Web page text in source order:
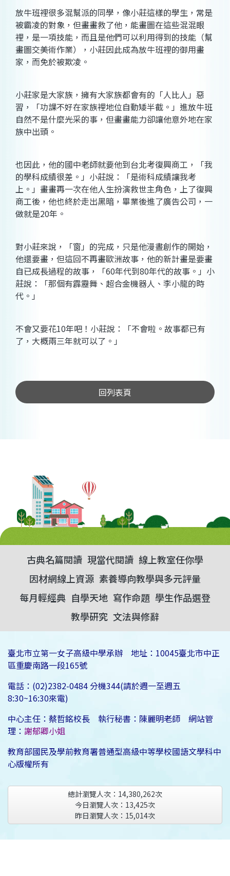
放牛班裡很多混幫派的同學，像小莊這樣的學生，常是
被霸凌的對象，但畫畫救了他，能畫圖在這些混混眼
裡，是一項技能，而且是他們可以利用得到的技能（幫
畫圖交美術作業），小莊因此成為放牛班裡的御用畫
家，而免於被欺凌。
小莊家是大家族，擁有大家族都會有的「人比人」惡
習，「功課不好在家族裡地位自動矮半截。」進放牛班
自然不是什麼光采的事，但畫畫能力卻讓他意外地在家
族中出頭。
也因此，他的國中老師就要他到台北考復興商工，「我
的學科成績很差。」小莊說：「是術科成績讓我考
上。」畫畫再一次在他人生扮演救世主角色，上了復興
商工後，他也終於走出黑暗，畢業後進了廣告公司，一
做就是20年。
對小莊來說，「窗」的完成，只是他漫晝創作的開始，
他還要畫，但這回不再畫歐洲故事，他的新計畫是要畫
自已成長過程的故事，「60年代到80年代的故事。」小
莊說：「那個有霹靂舞、超合金機器人、李小龍的時
代。」
不會又要花10年吧！小莊說：「不會啦。故事都已有
了，大概兩三年就可以了。」
回列表頁
古典名篇閱讀 現當代閱讀 線上教室任你學
因材網線上資源 素養導向教學與多元評量
每月輕經典 自學天地 寫作命題 學生作品選登
教學研究 文法與修辭
臺北市立第一女子高級中學承辦 地址：10045臺北市中正
區重慶南路一段165號
電話：(02)2382-0484 分機344(請於週一至週五
8:30~16:30來電)
中心主任：蔡哲銘校長 執行秘書：陳麗明老師 網站管
理： 謝郁卿小姐
教育部國民及學前教育署普通型高級中等學校國語文學科中
心版權所有
總計瀏覽人次： 14,380,262次
今日瀏覽人次： 13,425次
昨日瀏覽人次： 15,014次